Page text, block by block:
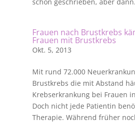
Frauen nach Brustkrebs
Frauen mit Brustkrebs
Okt. 5, 2013
Mit rund 72.000
Brustkrebs die mit Abstand
Krebserkrankung bei Frauen
Doch nicht jede Patientin
Therapie. Während früher